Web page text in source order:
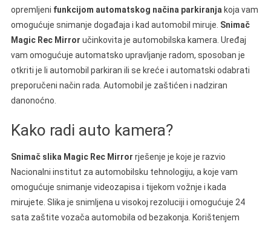
opremljeni funkcijom automatskog načina parkiranja koja vam
omogućuje snimanje događaja i kad automobil miruje. Snimač
Magic Rec Mirror učinkovita je automobilska kamera. Uređaj
vam omogućuje automatsko upravljanje radom, sposoban je
otkriti je li automobil parkiran ili se kreće i automatski odabrati
preporučeni način rada. Automobil je zaštićen i nadziran
danonoćno.
Kako radi auto kamera?
Snimač slika Magic Rec Mirror rješenje je koje je razvio
Nacionalni institut za automobilsku tehnologiju, a koje vam
omogućuje snimanje videozapisa i tijekom vožnje i kada
mirujete. Slika je snimljena u visokoj rezoluciji i omogućuje 24
sata zaštite vozača automobila od bezakonja. Korištenjem